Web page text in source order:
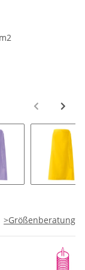
>Größenberatung